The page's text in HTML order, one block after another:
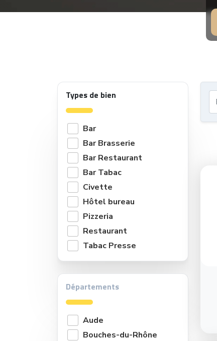
Types de bien
Bar
Bar Brasserie
Bar Restaurant
Bar Tabac
Civette
Hôtel bureau
Pizzeria
Restaurant
Tabac Presse
Départements
Aude
Bouches-du-Rhône